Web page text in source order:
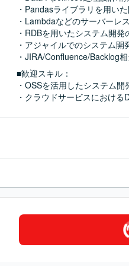
・Pandasライブラリを用い
・Lambdaなどのサーバーレ
・RDBを用いたシステム開発
・アジャイルでのシステム開
・JIRA/Confluence/Backlog
■歓迎スキル：
・OSSを活用したシステム
・クラウドサービスにおける